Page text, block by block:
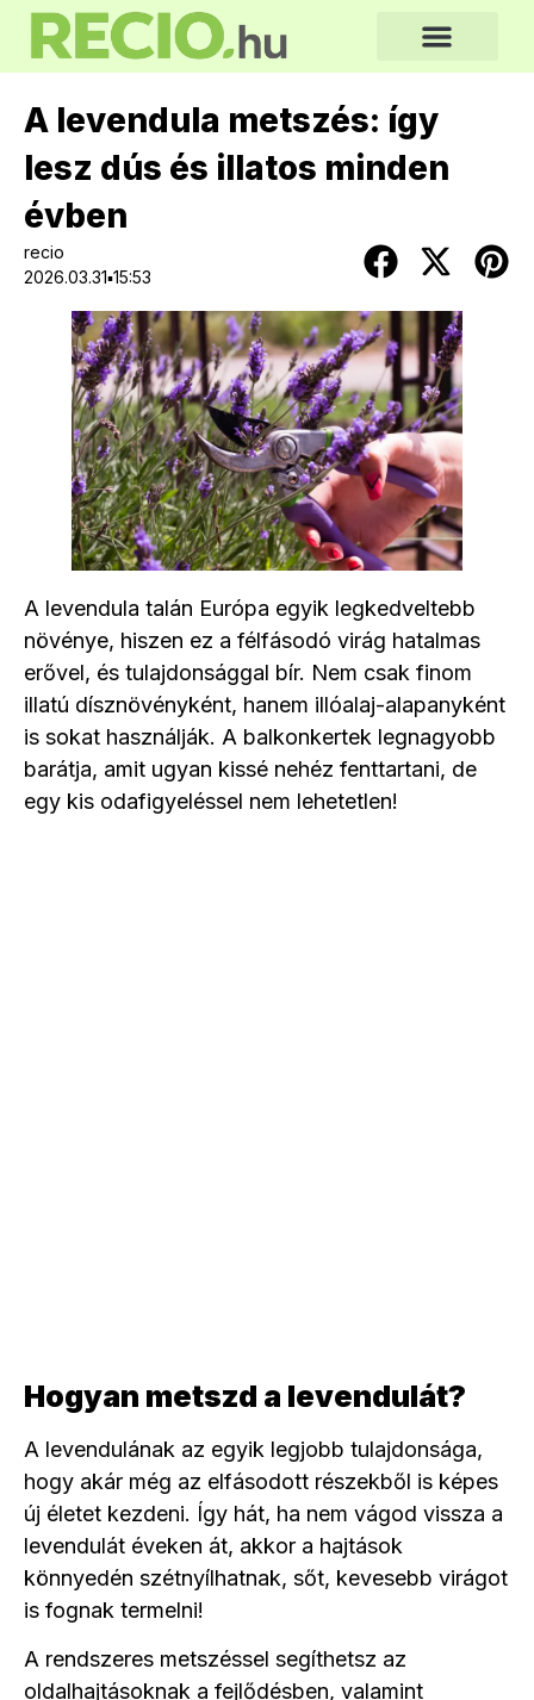
A levendula metszés: így
lesz dús és illatos minden
évben
recio
2026.03.31▪15:53
A levendula talán Európa egyik legkedveltebb
növénye, hiszen ez a félfásodó virág hatalmas
erővel, és tulajdonsággal bír. Nem csak finom
illatú dísznövényként, hanem illóalaj-alapanyként
is sokat használják. A balkonkertek legnagyobb
barátja, amit ugyan kissé nehéz fenttartani, de
egy kis odafigyeléssel nem lehetetlen!
Hogyan metszd a levendulát?
A levendulának az egyik legjobb tulajdonsága,
hogy akár még az elfásodott részekből is képes
új életet kezdeni. Így hát, ha nem vágod vissza a
levendulát éveken át, akkor a hajtások
könnyedén szétnyílhatnak, sőt, kevesebb virágot
is fognak termelni!
A rendszeres metszéssel segíthetsz az
oldalhajtásoknak a fejlődésben, valamint